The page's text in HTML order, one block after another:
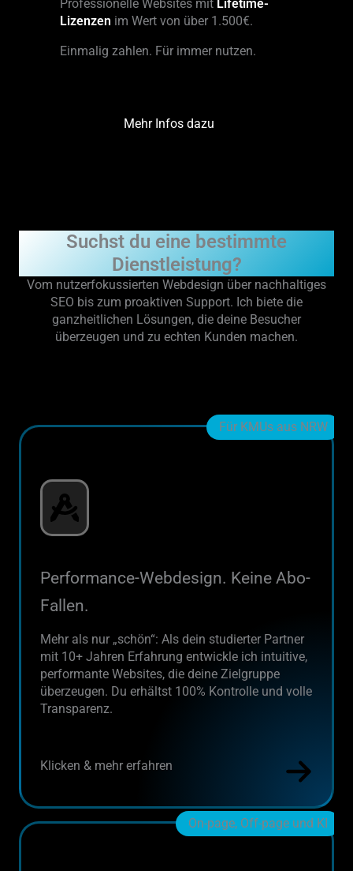
Professionelle Websites mit Lifetime-
Lizenzen im Wert von über 1.500€.
Einmalig zahlen. Für immer nutzen.
Mehr Infos dazu
Suchst du eine bestimmte
Dienstleistung?
Vom nutzerfokussierten Webdesign über nachhaltiges
SEO bis zum proaktiven Support. Ich biete die
ganzheitlichen Lösungen, die deine Besucher
überzeugen und zu echten Kunden machen.
Für KMUs aus NRW
Performance-Webdesign. Keine Abo-
Fallen.
Mehr als nur „schön“: Als dein studierter Partner
mit 10+ Jahren Erfahrung entwickle ich intuitive,
performante Websites, die deine Zielgruppe
überzeugen. Du erhältst 100% Kontrolle und volle
Transparenz.
Klicken & mehr erfahren
On-page, Off-page und KI